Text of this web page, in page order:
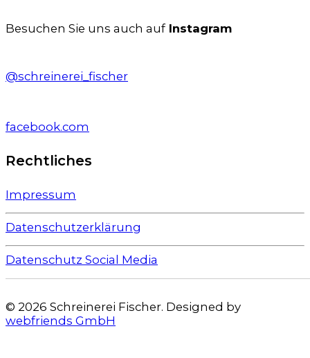
Besuchen Sie uns auch aufInstagram
@schreinerei_fischer
facebook.com
Rechtliches
Impressum
Datenschutzerklärung
Datenschutz Social Media
© 2026 Schreinerei Fischer. Designed by
webfriends GmbH